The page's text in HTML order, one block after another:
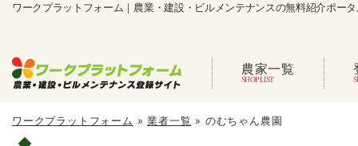
ワークプラットフォーム｜農業・建設・ビルメンテナンスの無料紹介ポー
農家一覧
ワークプラットフォーム »業者一覧 » のむちゃん農園